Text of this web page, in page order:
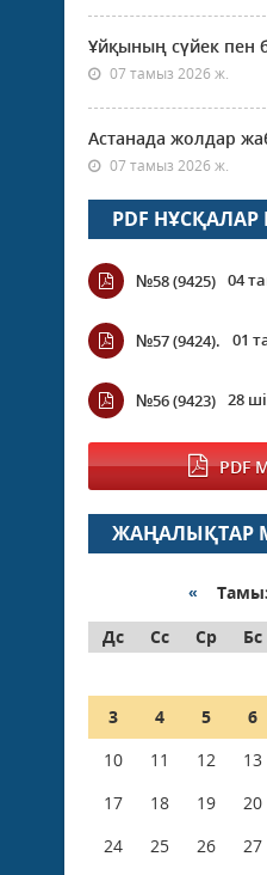
Ұйқының сүйек пен
07 тамыз 2026 ж.
Астанада жолдар
07 тамыз 2026 ж.
PDF
№58 (9425) 04
№57 (9424). 01
№56 (9423) 28
PDF
ЖАҢАЛЫҚТАР
«
Дс
Сс Ср Бс
3
4 5 6
10
11 12 13
17
18 19 20
24
25 26 27